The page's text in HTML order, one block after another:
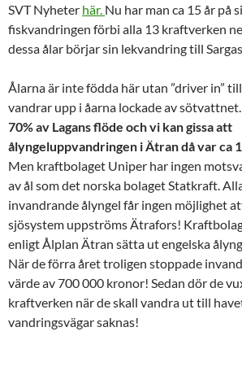
SVT Nyheter här. Nu har man ca 15 år på
fiskvandringen förbi alla 13 kraftverken
dessa ålar börjar sin lekvandring till
Ålarna är inte födda här utan ”driver in”
vandrar upp i åarna lockade av sötvattnet.
70% av Lagans flöde och vi kan gissa att
ålyngeluppvandringen i Ätran då var ca
Men kraftbolaget Uniper har ingen
av ål som det norska bolaget Statkraft.
invandrande ålyngel får ingen möjlighet
sjösystem uppströms Ätrafors!
enligt Ålplan Ätran sätta ut engelska
När de förra året troligen stoppade
värde av 700 000 kronor! Sedan dör de
kraftverken när de skall vandra ut till
vandringsvägar saknas!